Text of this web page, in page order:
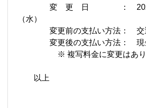
変 更 日 ： 2026年
（水）
変更前の支払い方法： 交通
変更後の支払い方法： 現
※ 複写料金に変更はあり
以上
【問い合